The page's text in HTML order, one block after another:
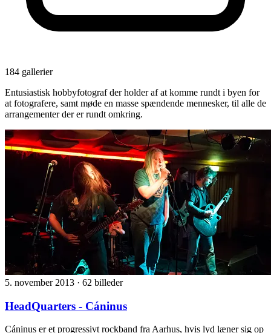
184 gallerier
Entusiastisk hobbyfotograf der holder af at komme rundt i byen for
at fotografere, samt møde en masse spændende mennesker, til alle de
arrangementer der er rundt omkring.
5. november 2013 · 62 billeder
HeadQuarters - Cáninus
Cáninus er et progressivt rockband fra Aarhus, hvis lyd læner sig op